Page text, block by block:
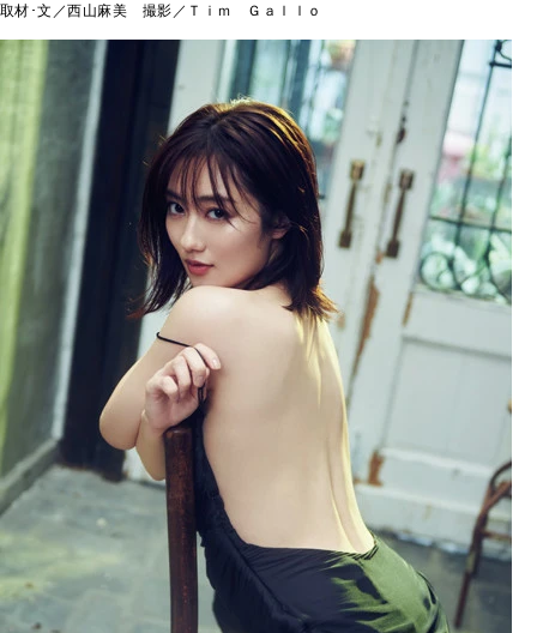
取材･文／西山麻美 撮影／Ｔｉｍ Ｇａｌｌｏ